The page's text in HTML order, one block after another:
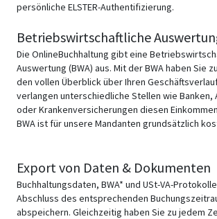
persönliche ELSTER-Authentifizierung.
Betriebswirtschaftliche
Die OnlineBuchhaltung gibt eine
Auswertung (BWA) aus. Mit der BWA haben Sie
den vollen Überblick über Ihren
verlangen unterschiedliche Stellen wie
oder Krankenversicherungen diesen
BWA ist für unsere Mandanten grundsätzlich
Export von Daten & Dokumenten
Buchhaltungsdaten, BWA* und USt-VA-
Abschluss des entsprechenden
abspeichern. Gleichzeitig haben Sie zu jedem